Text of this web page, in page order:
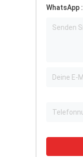
WhatsApp :